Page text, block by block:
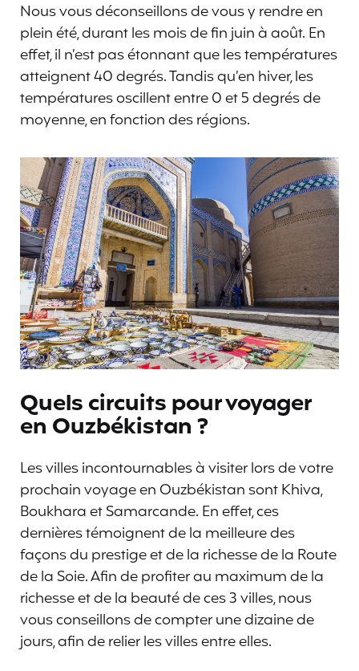
Nous vous déconseillons de vous y rendre en
plein été, durant les mois de fin juin à août. En
effet, il n’est pas étonnant que les températures
atteignent 40 degrés. Tandis qu’en hiver, les
températures oscillent entre 0 et 5 degrés de
moyenne, en fonction des régions.
Quels circuits pour voyager
en Ouzbékistan ?
Les villes incontournables à visiter lors de votre
prochain voyage en Ouzbékistan sont Khiva,
Boukhara et Samarcande. En effet, ces
dernières témoignent de la meilleure des
façons du prestige et de la richesse de la Route
de la Soie. Afin de profiter au maximum de la
richesse et de la beauté de ces 3 villes, nous
vous conseillons de compter une dizaine de
jours, afin de relier les villes entre elles.